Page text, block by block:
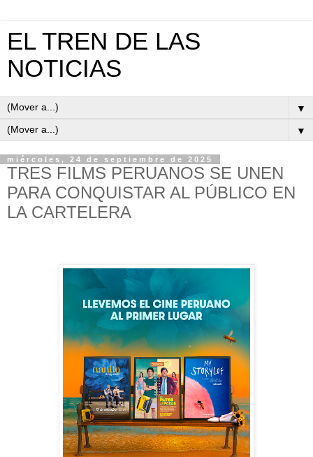
EL TREN DE LAS
NOTICIAS
▼
▼
miércoles, 24 de septiembre de 2025
TRES FILMS PERUANOS SE UNEN
PARA CONQUISTAR AL PÚBLICO EN
LA CARTELERA